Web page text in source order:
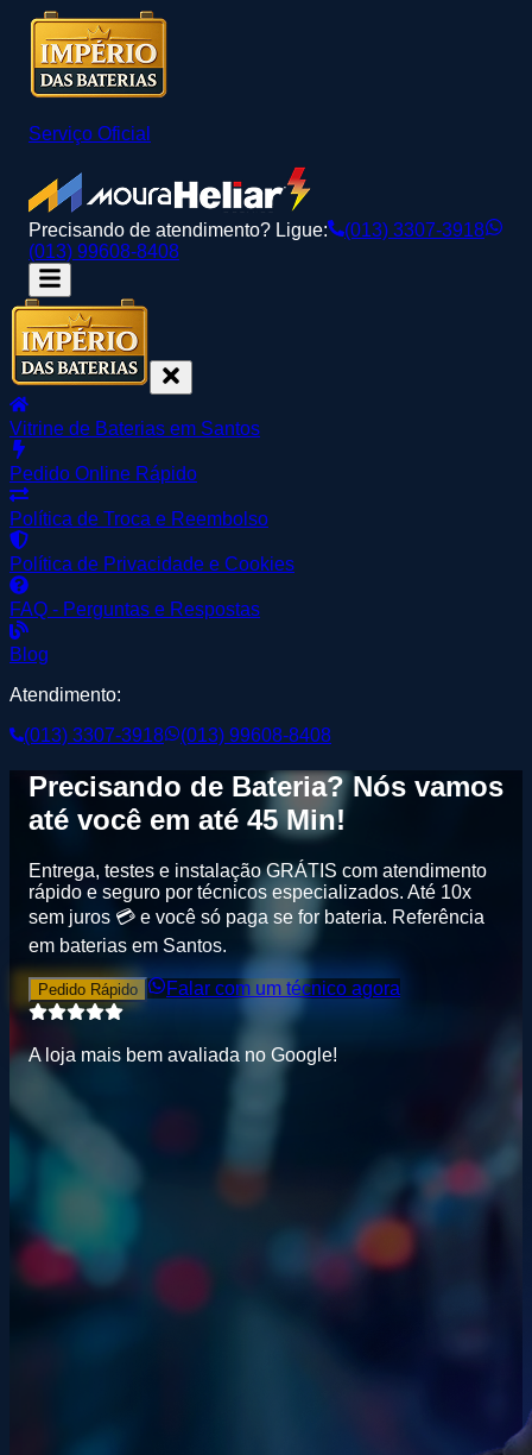
Serviço Oficial
Precisando de atendimento? Ligue:
(013) 3307-3918
(013) 99608-8408
Vitrine de Baterias em Santos
Pedido Online Rápido
Política de Troca e Reembolso
Política de Privacidade e Cookies
FAQ - Perguntas e Respostas
Blog
Atendimento:
(013) 3307-3918
(013) 99608-8408
Precisando de Bateria? Nós vamos
até você em até 45 Min!
Entrega, testes e instalação GRÁTIS com atendimento
rápido e seguro por técnicos especializados. Até 10x
sem juros 💳 e você só paga se for bateria. Referência
em baterias em Santos.
Pedido Rápido Falar com um técnico agora
A loja mais bem avaliada no Goog e!